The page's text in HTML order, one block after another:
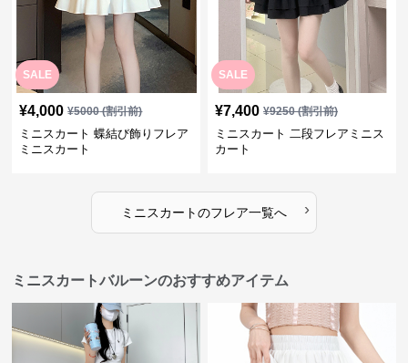
SALE
¥4,000 ¥5000(割引前)
ミニスカート 蝶結び飾りフレア
ミニスカート
SALE
¥7,400 ¥9250(割引前)
ミニスカート 二段フレアミニス
カート
ミニスカートのフレア一覧へ ›
ミニスカートバルーンのおすすめアイテム